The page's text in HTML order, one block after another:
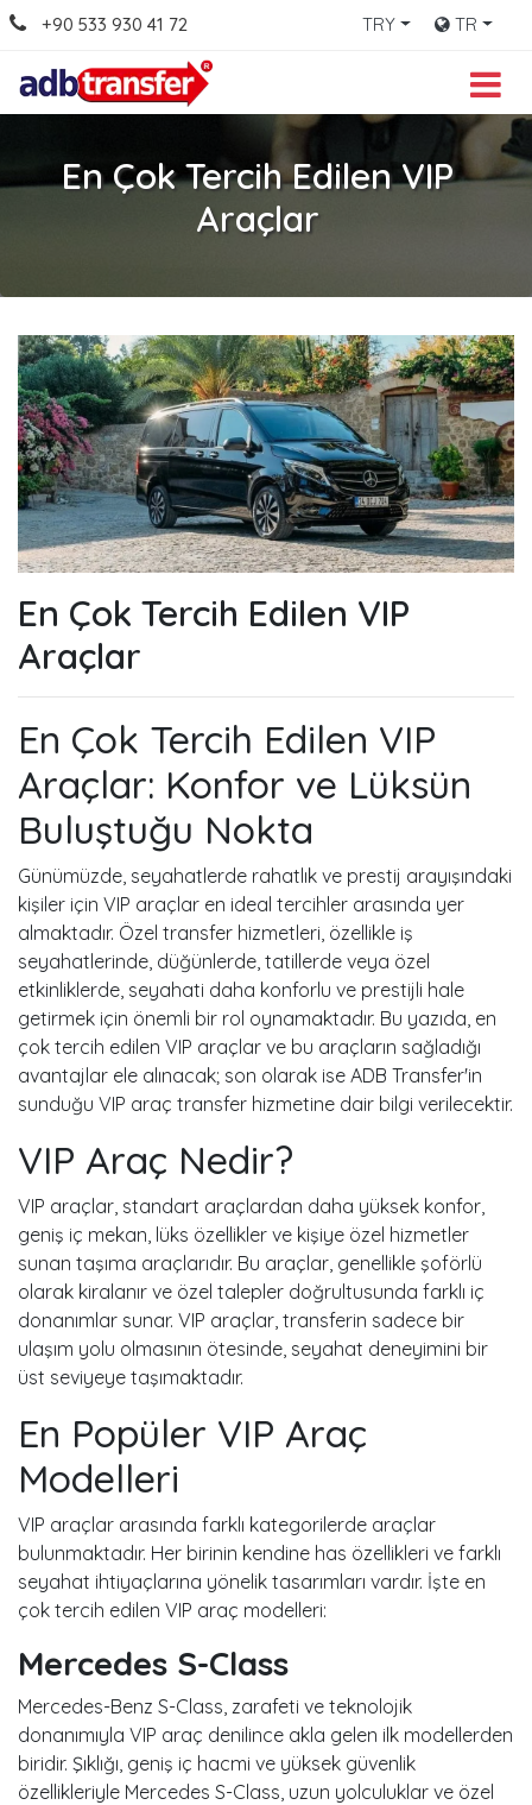
+90 533 930 41 72 TRY TR
En Çok Tercih Edilen VIP
Araçlar
En Çok Tercih Edilen VIP
Araçlar
En Çok Tercih Edilen VIP
Araçlar: Konfor ve Lüksün
Buluştuğu Nokta
Günümüzde, seyahatlerde rahatlık ve prestij arayışındaki
kişiler için VIP araçlar en ideal tercihler arasında yer
almaktadır. Özel transfer hizmetleri, özellikle iş
seyahatlerinde, düğünlerde, tatillerde veya özel
etkinliklerde, seyahati daha konforlu ve prestijli hale
getirmek için önemli bir rol oynamaktadır. Bu yazıda, en
çok tercih edilen VIP araçlar ve bu araçların sağladığı
avantajlar ele alınacak; son olarak ise ADB Transfer'in
sunduğu VIP araç transfer hizmetine dair bilgi verilecektir.
VIP Araç Nedir?
VIP araçlar, standart araçlardan daha yüksek konfor,
geniş iç mekan, lüks özellikler ve kişiye özel hizmetler
sunan taşıma araçlarıdır. Bu araçlar, genellikle şoförlü
olarak kiralanır ve özel talepler doğrultusunda farklı iç
donanımlar sunar. VIP araçlar, transferin sadece bir
ulaşım yolu olmasının ötesinde, seyahat deneyimini bir
üst seviyeye taşımaktadır.
En Popüler VIP Araç
Modelleri
VIP araçlar arasında farklı kategorilerde araçlar
bulunmaktadır. Her birinin kendine has özellikleri ve farklı
seyahat ihtiyaçlarına yönelik tasarımları vardır. İşte en
çok tercih edilen VIP araç modelleri:
Mercedes S-Class
Mercedes-Benz S-Class, zarafeti ve teknolojik
donanımıyla VIP araç denilince akla gelen ilk modellerden
biridir. Şıklığı, geniş iç hacmi ve yüksek güvenlik
özellikleriyle Mercedes S-Class, uzun yolculuklar ve özel